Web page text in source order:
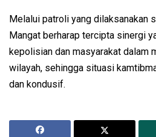
Melalui patroli yang dilaksanakan
Mangat berharap tercipta sinergi
kepolisian dan masyarakat dalam
wilayah, sehingga situasi
dan kondusif.